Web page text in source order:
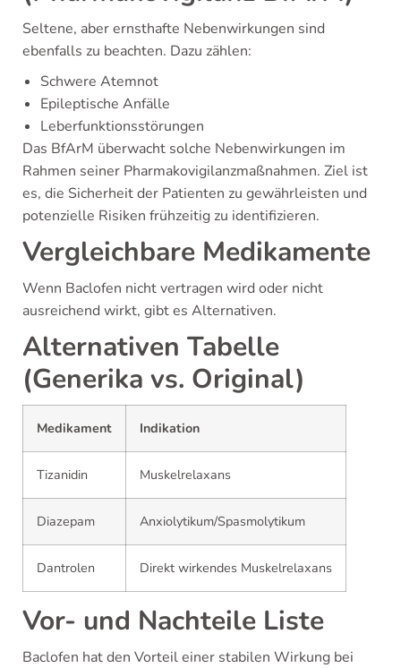
Seltene, aber ernsthafte Nebenwirkungen sind
ebenfalls zu beachten. Dazu zählen:
Schwere Atemnot
Epileptische Anfälle
Leberfunktionsstörungen
Das BfArM überwacht solche Nebenwirkungen im
Rahmen seiner Pharmakovigilanzmaßnahmen. Ziel ist
es, die Sicherheit der Patienten zu gewährleisten und
potenzielle Risiken frühzeitig zu identifizieren.
Vergleichbare Medikamente
Wenn Baclofen nicht vertragen wird oder nicht
ausreichend wirkt, gibt es Alternativen.
Alternativen Tabelle
(Generika vs. Original)
Medikament Indikation
Tizanidin Muskelrelaxans
Diazepam Anxiolytikum/Spasmolytikum
Dantrolen Direkt wirkendes Muskelrelaxans
Vor- und Nachteile Liste
Baclofen hat den Vorteil einer stabilen Wirkung bei